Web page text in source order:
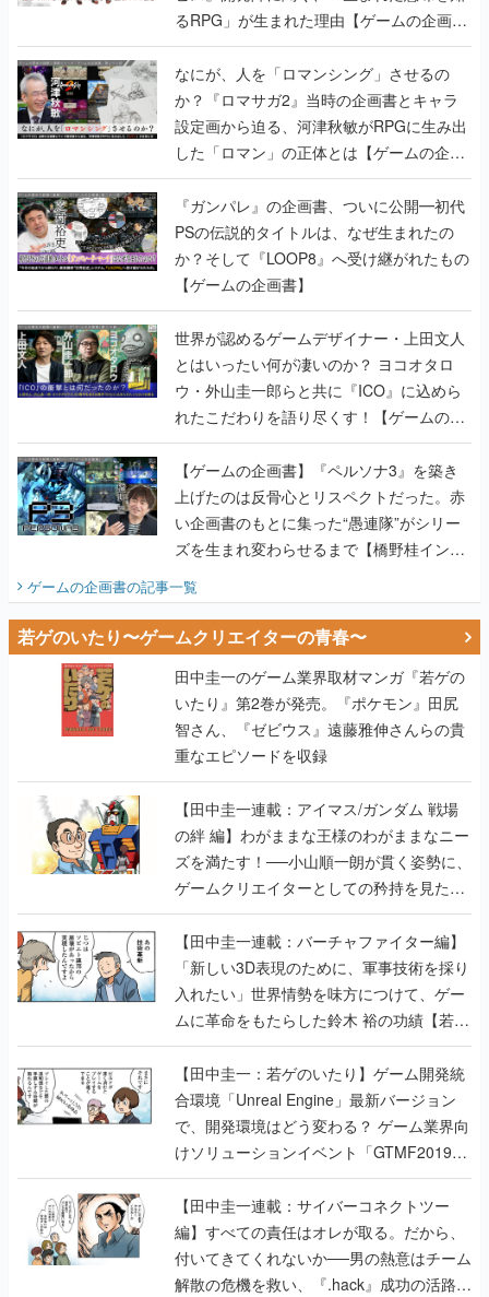
るRPG」が生まれた理由【ゲームの企画
書】
なにが、人を「ロマンシング」させるの
か？『ロマサガ2』当時の企画書とキャラ
設定画から迫る、河津秋敏がRPGに生み出
した「ロマン」の正体とは【ゲームの企画
書】
『ガンパレ』の企画書、ついに公開━初代
PSの伝説的タイトルは、なぜ生まれたの
か？そして『LOOP8』へ受け継がれたもの
【ゲームの企画書】
世界が認めるゲームデザイナー・上田文人
とはいったい何が凄いのか？ ヨコオタロ
ウ・外山圭一郎らと共に『ICO』に込めら
れたこだわりを語り尽くす！【ゲームの企
画書】
【ゲームの企画書】『ペルソナ3』を築き
上げたのは反骨心とリスペクトだった。赤
い企画書のもとに集った“愚連隊”がシリー
ズを生まれ変わらせるまで【橋野桂インタ
ビュー】
ゲームの企画書の記事一覧
若ゲのいたり〜ゲームクリエイターの青春〜
田中圭一のゲーム業界取材マンガ『若ゲの
いたり』第2巻が発売。『ポケモン』田尻
智さん、『ゼビウス』遠藤雅伸さんらの貴
重なエピソードを収録
【田中圭一連載：アイマス/ガンダム 戦場
の絆 編】わがままな王様のわがままなニー
ズを満たす！──小山順一朗が貫く姿勢に、
ゲームクリエイターとしての矜持を見た
【若ゲのいたり最終回】
【田中圭一連載：バーチャファイター編】
「新しい3D表現のために、軍事技術を採り
入れたい」世界情勢を味方につけて、ゲー
ムに革命をもたらした鈴木 裕の功績【若ゲ
のいたり】
【田中圭一：若ゲのいたり】ゲーム開発統
合環境「Unreal Engine」最新バージョン
で、開発環境はどう変わる？ ゲーム業界向
けソリューションイベント「GTMF2019」
に行って、より理解を深めよう【PR】
【田中圭一連載：サイバーコネクトツー
編】すべての責任はオレが取る。だから、
付いてきてくれないか──男の熱意はチーム
解散の危機を救い、『.hack』成功の活路を